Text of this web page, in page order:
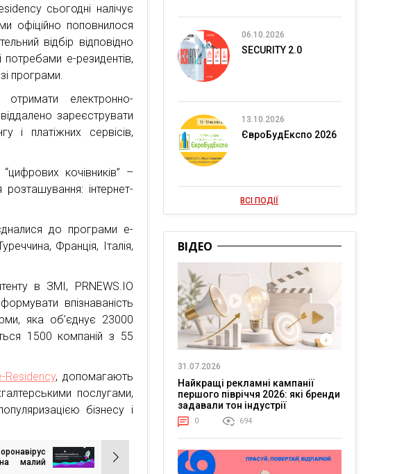
сьогодні налічує
офіційно поповнилося
відбір відповідно
потребами е-резидентів,
програми.
отримати електронно-
зареєструвати
і платіжних сервісів,
кочівників” –
інтернет-
до програми e-
Франція, Італія,
в ЗМІ, PRNEWS.IO
впізнаваність
яка об’єднує 23000
1500 компаній з 55
Residency, допомагають
послугами,
бізнесу і
малий
06.10.2026
SECURITY 2.0
13.10.2026
ЄвроБудЕкспо 2026
ВСІ ПОДІЇ
ВІДЕО
31.07.2026
Найкращі рекламні кампанії
першого півріччя 2026: які бренди
задавали тон індустрії
0 694